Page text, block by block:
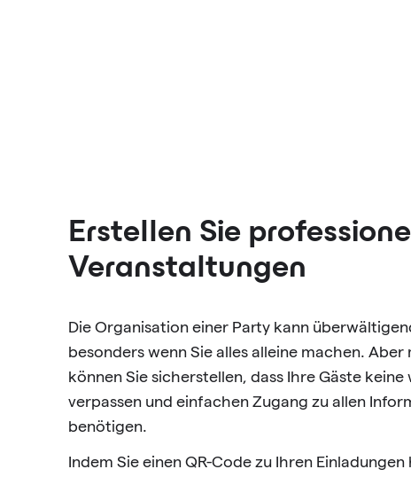
Erstellen Sie
Veranstaltungen
Die Organisation einer Party kann
besonders wenn Sie alles alleine machen. Aber
können Sie sicherstellen, dass Ihre Gäste
verpassen und einfachen Zugang zu allen
benötigen.
Indem Sie einen QR-Code zu Ihren